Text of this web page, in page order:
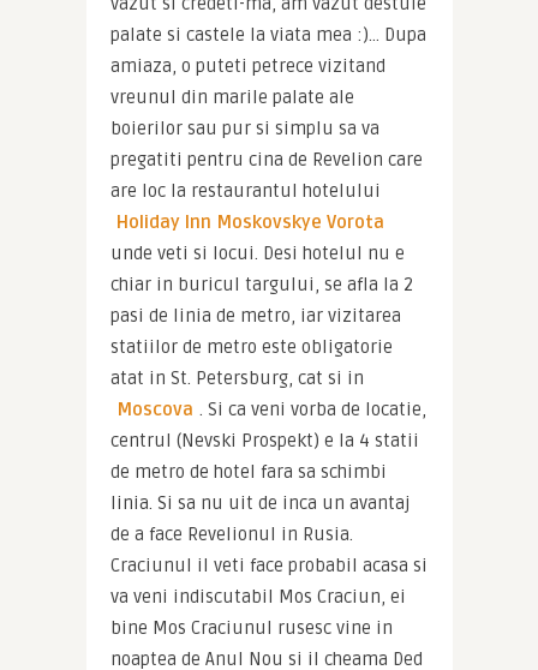
palate si castele la viata mea :)… Dupa
amiaza, o puteti petrece vizitand
vreunul din marile palate ale
boierilor sau pur si simplu sa va
pregatiti pentru cina de Revelion care
Holiday Inn Moskovskye Vorota
unde veti si locui. Desi hotelul nu e
chiar in buricul targului, se afla la 2
pasi de linia de metro, iar vizitarea
statiilor de metro este obligatorie
Moscova . Si ca veni vorba de locatie,
centrul (Nevski Prospekt) e la 4 statii
de metro de hotel fara sa schimbi
linia. Si sa nu uit de inca un avantaj
de a face Revelionul in Rusia.
Craciunul il veti face probabil acasa si
va veni indiscutabil Mos Craciun, ei
bine Mos Craciunul rusesc vine in
noaptea de Anul Nou si il cheama Ded